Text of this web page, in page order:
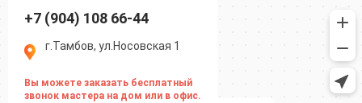
+7 (904) 108 66-44
г.Тамбов, ул.Носовская 1
Вы можете заказать бесплатный
звонок мастера на дом или в офис.